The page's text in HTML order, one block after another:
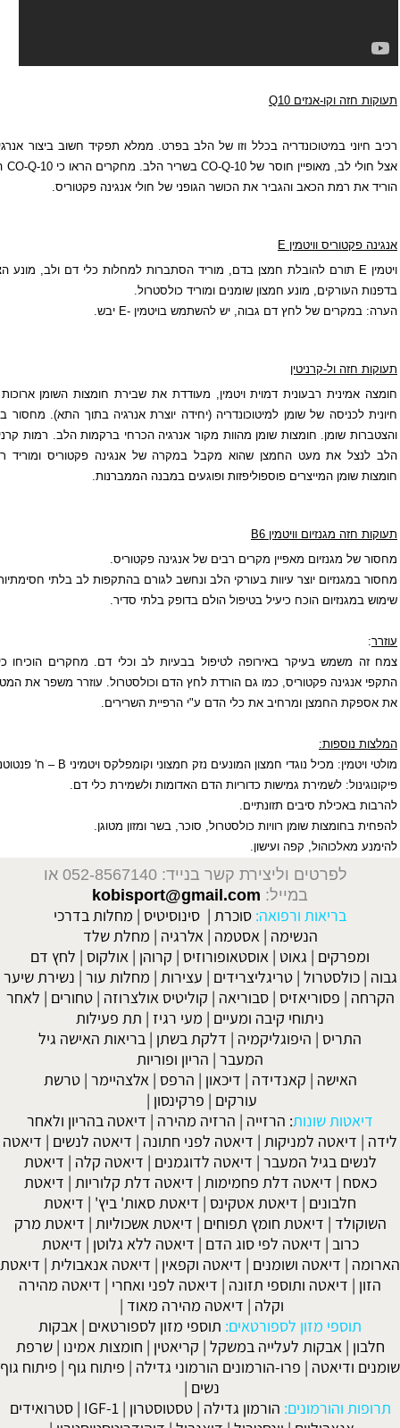
וזו של הלב בפרט. ממלא תפקיד חשוב ביצור אנרגיה ו לכידת רדיקלים חופשיים.
שלCO-Q-10בשריר הלב. מחקרים הראו כיCO-Q-10הקטין את שכיחות ההתקפים,
הכושר הגופני של חולי אנגינה פקטוריס.
בדם, מוריד הסתברות למחלות כלי דם ולב, מונע הצטברות נוספת של תאי קצף
שומנים ומוריד כולסטרול.
, יש להשתמש בויטמיןE- יבש.
ויטמין, מעודדת את שבירת חומצות השומן ארוכות השרשרתוהפיכתן לאנרגיה.
(יחידה יוצרת אנרגיה בתוך התא). מחסור בקרניטין יגרום לירידת אנרגיה
מהוות מקור אנרגיה הכרחי ברקמות הלב. רמות קרניטין גבוהות מעלות את יכולת
מקבל במקרה של אנגינה פקטוריס ומוריד רעילות מטבוליים רעילים של
ופוגעים במבנה הממברנות.
רבים שלאנגינה פקטוריס.
בעורקי הלב ונחשב לגורם בהתקפות לב בלתי חסימתיות.
הולם בדופק בלתי סדיר.
לטיפול בבעיות לב וכלי דם. מחקרים הוכיחו כי צמח העוזרר יעיל במניעת
גם הורדת לחץ הדם וכולסטרול. עוזרר משפר את המטבוליזם של שריר הלב, מגביר
כלי הדם ע"י הרפיית השרירים.
המונעים נזק חמצוני וקומפלקס ויטמיניB – ח' פנטוטנית.
כדוריות הדם האדומות ולשמירת כלי דם.
כולסטרול, סוכר, בשר ומזון מטוגן.
בנייד: 052-8567140
או
kobisport@gmail.com
|סינוסיטיס|מחלות בדרכי
אלרגיה|מחלת שלד
| קרוהן |אולקוס|לחץ דם
|עצירות|מחלות עור| נשירת שיער
|קוליטיס אולצרוזה|טחורים|לאחר
| מעי רגיז |תת פעילות
דלקת בשתן|בריאות האישה גיל
דיכאון|הרפס|אלצהיימר|טרשת
הרזיה מהירה|דיאטה בהריון ולאחר
דיאטה לפני חתונה|דיאטה לנשים| דיאטה
דיאטה לדוגמנים|דיאטה קלה |דיאטת
|דיאטה דלת קלוריות| דיאטת
אטקינס|דיאטת סאות' ביץ'|דיאטת
תפוחים|דיאטת אשכוליות|דיאטת מרק
סוג הדם| דיאטה ללא גלוטן|דיאטת
|דיאטה וקפאין |דיאטה אנאבולית|דיאטת
| דיאטה לפני ואחרי|דיאטה מהירה
דיאטה מהירה מאוד|
תוספי מזון לספורטאים |אבקות
במשקל|קריאטין|חומצות אמינו |שרפת
הורמוני גדילה|פיתוח גוף|פיתוח גוף
גדילה|טסטוסטרון|
IGF-1
|סטרואידים